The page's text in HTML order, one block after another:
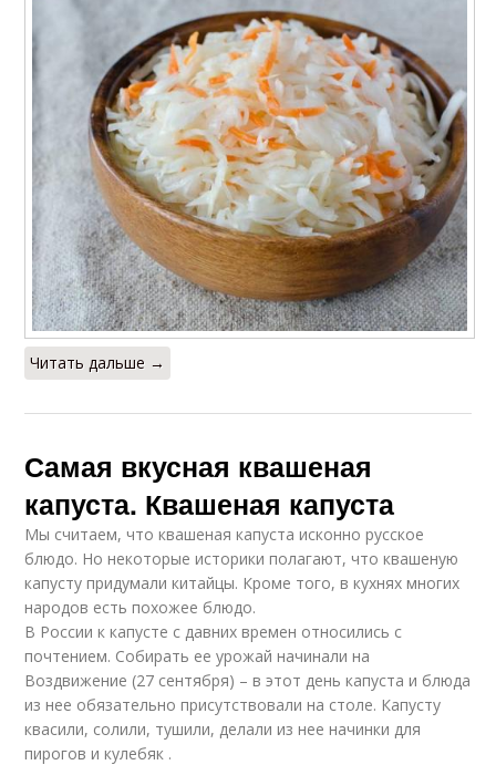
Читать дальше →
Самая вкусная квашеная
капуста. Квашеная капуста
Мы считаем, что квашеная капуста исконно русское
блюдо. Но некоторые историки полагают, что квашеную
капусту придумали китайцы. Кроме того, в кухнях многих
народов есть похожее блюдо.
В России к капусте с давних времен относились с
почтением. Собирать ее урожай начинали на
Воздвижение (27 сентября) – в этот день капуста и блюда
из нее обязательно присутствовали на столе. Капусту
квасили, солили, тушили, делали из нее начинки для
пирогов и кулебяк .